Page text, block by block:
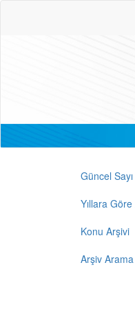
Güncel Sayı
Yıllara
Konu Arşivi
Arşiv Arama